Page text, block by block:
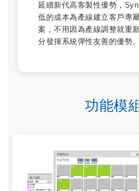
延續新代高客製性優勢，
低的成本為產線建立客戶專
案，不用因為產線調整就重
分發揮系統彈性友善的優勢。
功能模